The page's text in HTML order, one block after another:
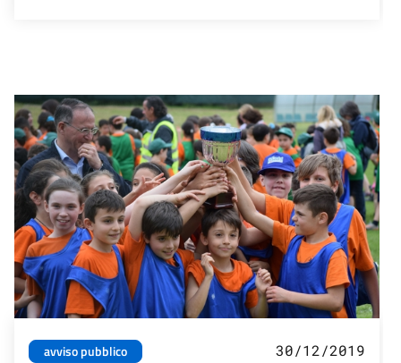
avviso pubblico
30/12/2019